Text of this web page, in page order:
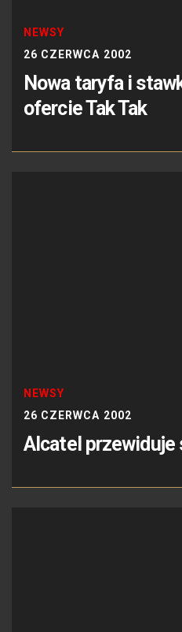
NEWSY
26 CZERWCA 2002
Nowa taryfa i
ofercie Tak Tak
NEWSY
26 CZERWCA 2002
Alcatel przewiduje